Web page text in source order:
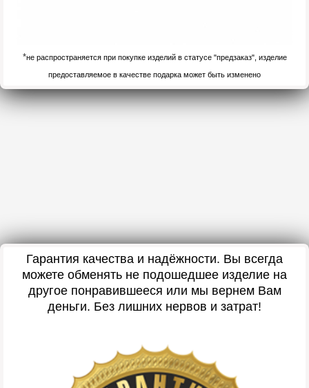
*не распространяется при покупке изделий в статусе "предзаказ", изделие
предоставляемое в качестве подарка может быть изменено
Гарантия качества и надёжности. Вы всегда
можете обменять не подошедшее изделие на
другое понравившееся или мы вернем Вам
деньги. Без лишних нервов и затрат!